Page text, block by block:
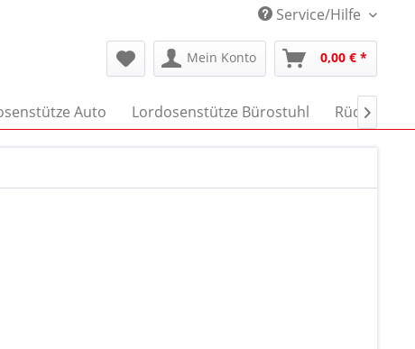
Service/Hilfe
Mein Konto 0,00 € *
Auto Lordosenstütze Bürostuhl 